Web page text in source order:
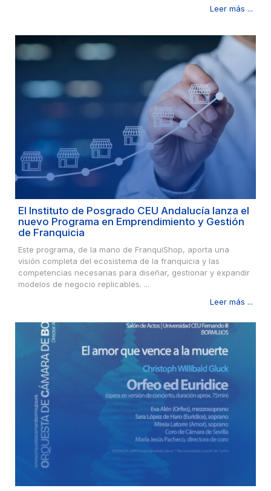
Leer más ...
El Instituto de Posgrado CEU Andalucía lanza el
nuevo Programa en Emprendimiento y Gestión
de Franquicia
Este programa, de la mano de FranquiShop, aporta una
visión completa del ecosistema de la franquicia y las
competencias necesarias para diseñar, gestionar y expandir
modelos de negocio replicables. ...
Leer más ...